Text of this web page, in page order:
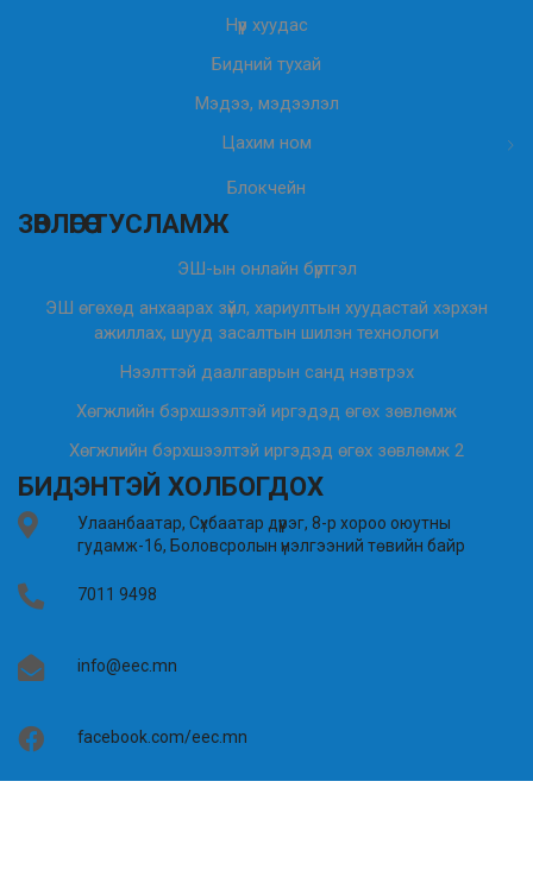
Нүүр хуудас
Бидний тухай
Мэдээ, мэдээлэл
Цахим ном
Блокчейн
ЗӨВЛӨГӨӨ ТУСЛАМЖ
ЭШ-ын онлайн бүртгэл
ЭШ өгөхөд анхаарах зүйл, хариултын хуудастай хэрхэн
ажиллах, шууд засалтын шилэн технологи
Нээлттэй даалгаврын санд нэвтрэх
Хөгжлийн бэрхшээлтэй иргэдэд өгөх зөвлөмж
Хөгжлийн бэрхшээлтэй иргэдэд өгөх зөвлөмж 2
БИДЭНТЭЙ ХОЛБОГДОХ
Улаанбаатар, Сүхбаатар дүүрэг, 8-р хороо оюутны
гудамж-16, Боловсролын үнэлгээний төвийн байр
7011 9498
info@eec.mn
facebook.com/eec.mn